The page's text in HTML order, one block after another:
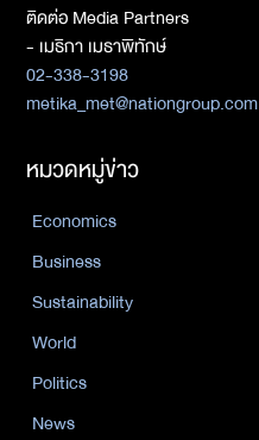
ติดต่อ Media Partners
- เมธิกา เมธาพิทักษ์
02-338-3198
metika_met@nationgroup.com
หมวดหมู่ข่าว
Economics
Business
Sustainability
World
Politics
News